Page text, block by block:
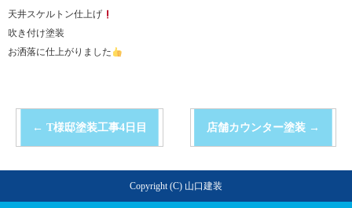
天井スケルトン仕上げ
吹き付け塗装
お洒落に仕上がりました
← T様邸塗装工事4日目 店舗カウンター塗装 →
Copyright (C) 山口建装